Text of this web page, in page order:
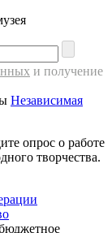
и получение
Независимая
опрос о работе
творчества.